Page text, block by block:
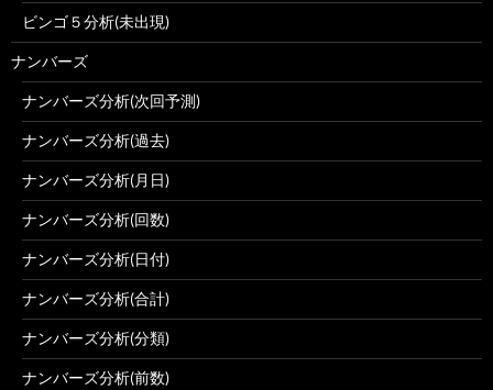
ビンゴ５分析(未出現)
ナンバーズ
ナンバーズ分析(次回予測)
ナンバーズ分析(過去)
ナンバーズ分析(月日)
ナンバーズ分析(回数)
ナンバーズ分析(日付)
ナンバーズ分析(合計)
ナンバーズ分析(分類)
ナンバーズ分析(前数)